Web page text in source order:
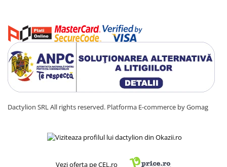
Dactylion SRL All rights reserved. Platforma E-commerce by Gomag
Vezi oferta pe CEL.ro